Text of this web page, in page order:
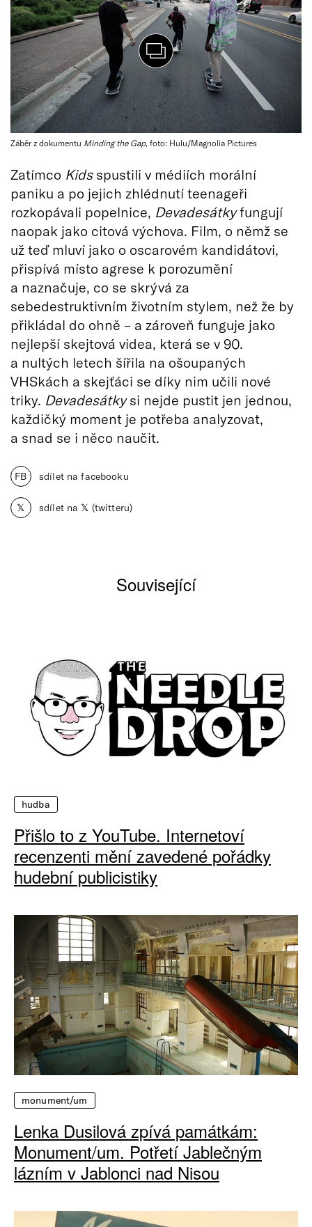
Záběr z dokumentu Minding the Gap, foto: Hulu/Magnolia Pictures
Zatímco Kidsspustili v médiích morální
paniku a po jejich zhlédnutí teenageři
rozkopávali popelnice, Devadesátkyfungují
naopak jako citová výchova. Film, o němž se
už teď mluví jako o oscarovém kandidátovi,
přispívá místo agrese k porozumění
a naznačuje, co se skrývá za
sebedestruktivním životním stylem, než že by
přikládal do ohně – a zároveň funguje jako
nejlepší skejtová videa, která se v 90.
a nultých letech šířila na ošoupaných
VHSkách a skejťáci se díky nim učili nové
triky. Devadesátkysi nejde pustit jen jednou,
každičký moment je potřeba analyzovat,
a snad se i něco naučit.
FB sdílet na facebooku
𝕏 sdílet na 𝕏 (twitteru)
Související
hudba
Přišlo to z YouTube. Internetoví
recenzenti mění zavedené pořádky
hudební publicistiky
monument/um
Lenka Dusilová zpívá památkám:
Monument/um. Potřetí Jablečným
lázním v Jablonci nad Nisou